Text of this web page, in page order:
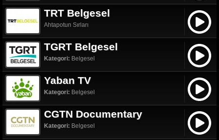
TRT Belgesel
Ahtapotun Sırları
TGRT Belgesel
Kategori: Belgesel
Yaban TV
Kategori: Belgesel
CGTN Documentary
Kategori: Belgesel